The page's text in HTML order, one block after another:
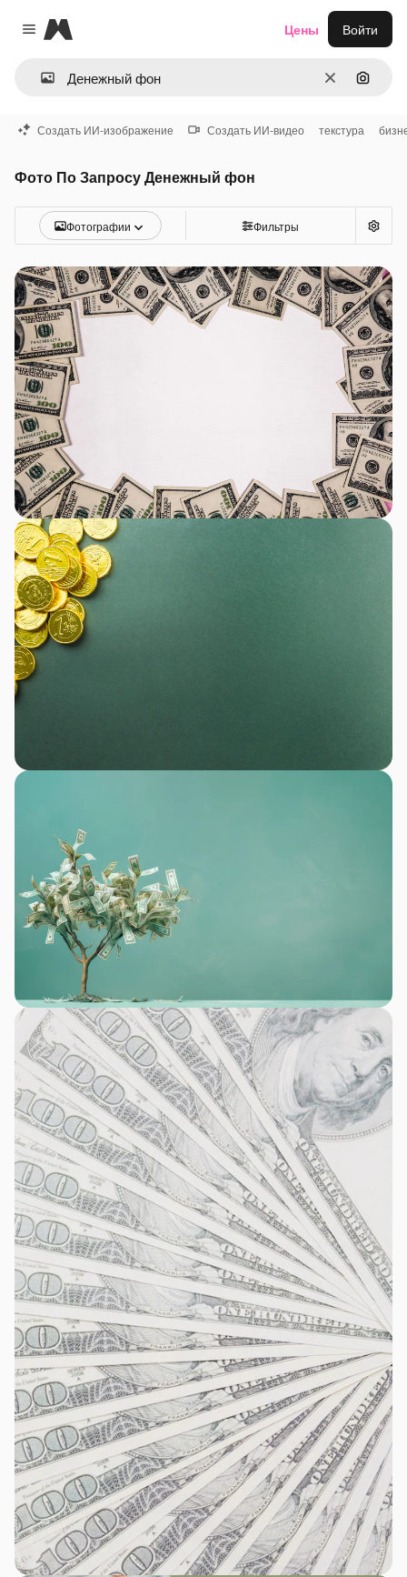
Close menu
Magnific
ОчиститьПоиск
Цены Войти
Создать ИИ-изображение Создать ИИ-видео текстура
Фото По Запросу Денежный фон
Фотографии Фильтры